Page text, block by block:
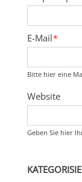
E-Mail*
Bitte hier eine
Website
Geben Sie hier